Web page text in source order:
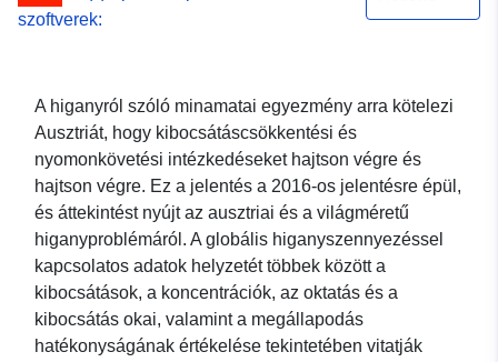
szoftverek:
A higanyról szóló minamatai egyezmény arra kötelezi
Ausztriát, hogy kibocsátáscsökkentési és
nyomonkövetési intézkedéseket hajtson végre és
hajtson végre. Ez a jelentés a 2016-os jelentésre épül,
és áttekintést nyújt az ausztriai és a világméretű
higanyproblémáról. A globális higanyszennyezéssel
kapcsolatos adatok helyzetét többek között a
kibocsátások, a koncentrációk, az oktatás és a
kibocsátás okai, valamint a megállapodás
hatékonyságának értékelése tekintetében vitatják